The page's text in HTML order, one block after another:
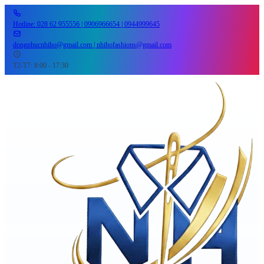
Hotline: 028 62 955556 | 0906966654 | 0944999645
dongphucnhiho@gmail.com | nhihofashions@gmail.com
T2-T7: 8:00 - 17:30